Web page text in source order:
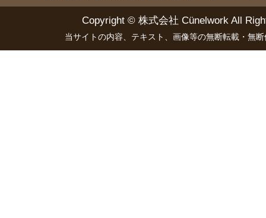
Copyright © 株式会社 Cünelwork All
当サイトの内容、テキスト、画像等の無断転載・無